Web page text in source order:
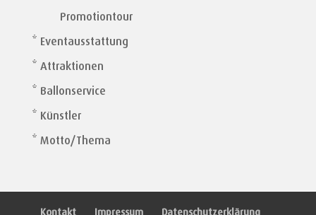
Promotiontour
* Eventausstattung
* Attraktionen
* Ballonservice
* Künstler
* Motto/Thema
Kontakt Impressum Datenschutzerklärung